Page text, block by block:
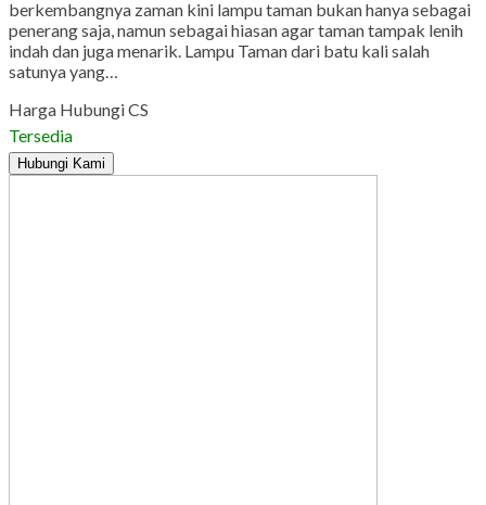
berkembangnya zaman kini lampu taman bukan hanya sebagai
penerang saja, namun sebagai hiasan agar taman tampak lenih
indah dan juga menarik. Lampu Taman dari batu kali salah
satunya yang…
Harga Hubungi CS
Tersedia
Hubungi Kami